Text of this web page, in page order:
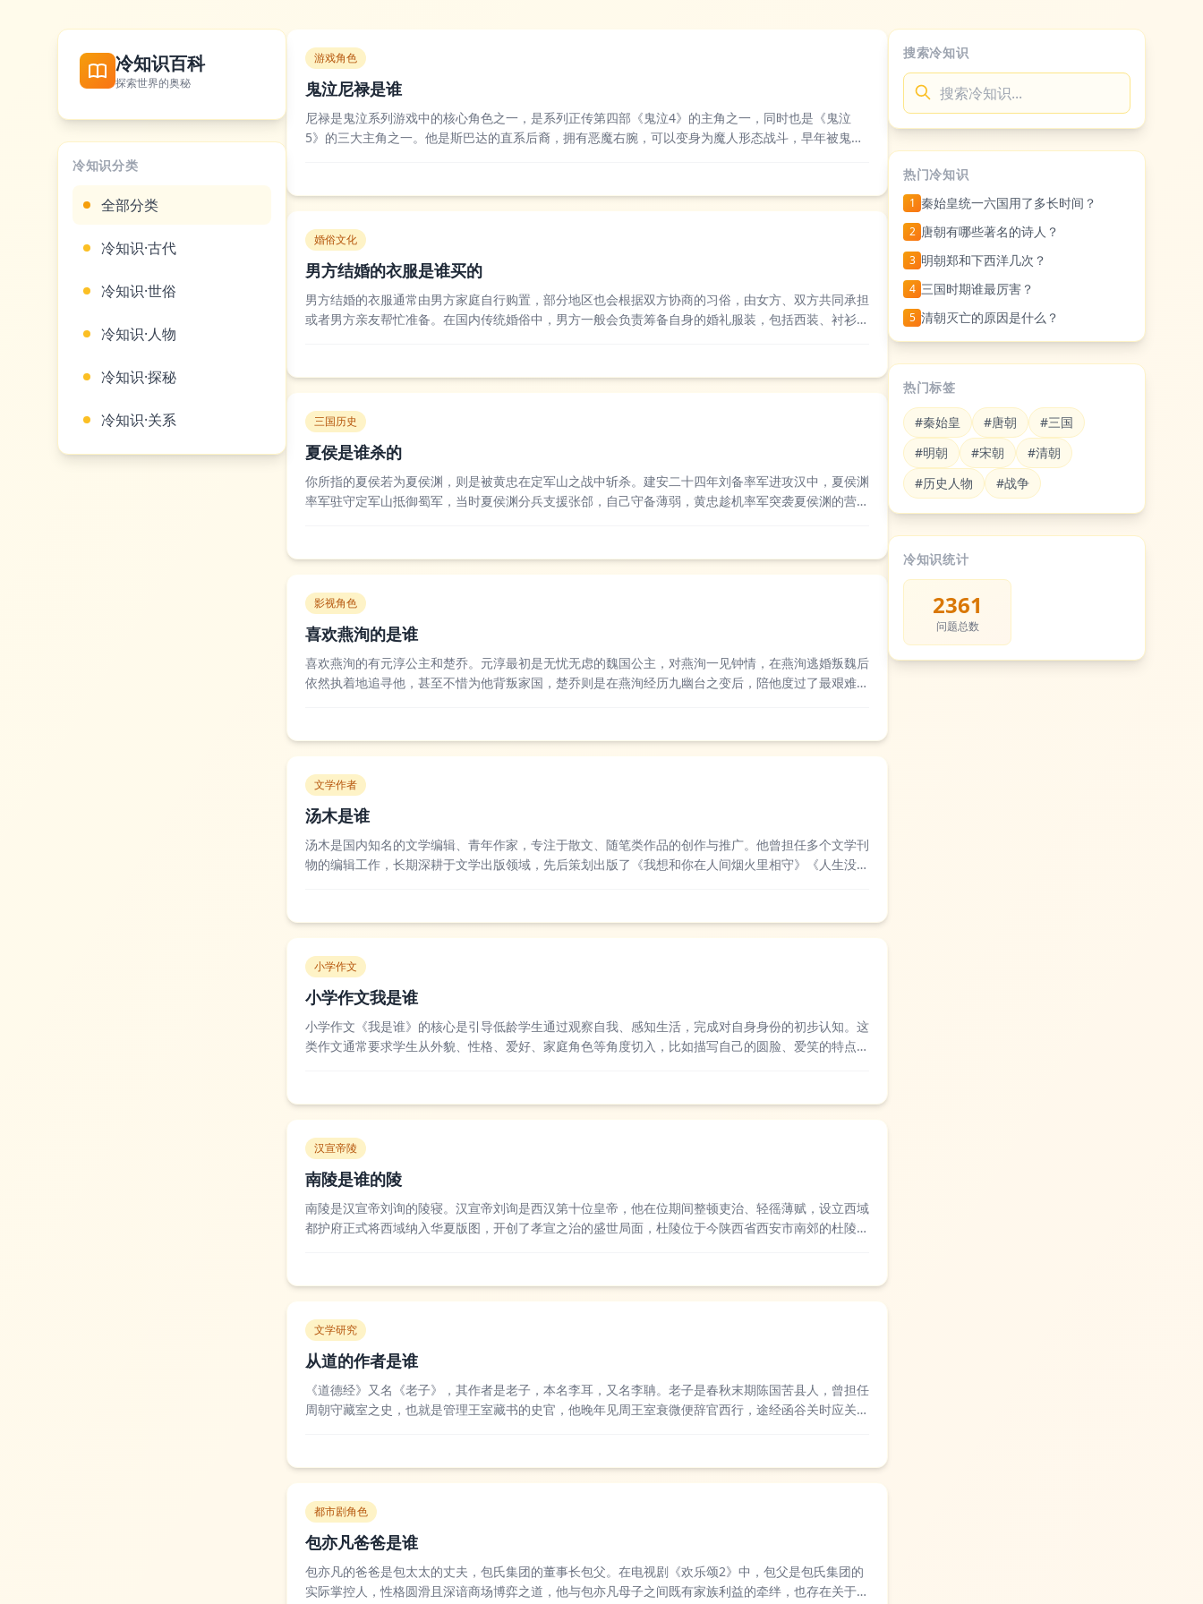
冷知识百科
探索世界的奥秘
冷知识分类
全部分类
冷知识·古代
冷知识·世俗
冷知识·人物
冷知识·探秘
冷知识·关系
游戏角色
鬼泣尼禄是谁
尼禄是鬼泣系列游戏中的核心角色之一，是系列正传第四部《鬼泣4》的主角之一，同时也是《鬼泣
5》的三大主角之一。他是斯巴达的直系后裔，拥有恶魔右腕，可以变身为魔人形态战斗，早年被鬼泣
婚俗文化
男方结婚的衣服是谁买的
男方结婚的衣服通常由男方家庭自行购置，部分地区也会根据双方协商的习俗，由女方、双方共同承担
或者男方亲友帮忙准备。在国内传统婚俗中，男方一般会负责筹备自身的婚礼服装，包括西装、衬衫、
三国历史
夏侯是谁杀的
你所指的夏侯若为夏侯渊，则是被黄忠在定军山之战中斩杀。建安二十四年刘备率军进攻汉中，夏侯渊
率军驻守定军山抵御蜀军，当时夏侯渊分兵支援张郃，自己守备薄弱，黄忠趁机率军突袭夏侯渊的营
影视角色
喜欢燕洵的是谁
喜欢燕洵的有元淳公主和楚乔。元淳最初是无忧无虑的魏国公主，对燕洵一见钟情，在燕洵逃婚叛魏后
依然执着地追寻他，甚至不惜为他背叛家国，楚乔则是在燕洵经历九幽台之变后，陪他度过了最艰难的
文学作者
汤木是谁
汤木是国内知名的文学编辑、青年作家，专注于散文、随笔类作品的创作与推广。他曾担任多个文学刊
物的编辑工作，长期深耕于文学出版领域，先后策划出版了《我想和你在人间烟火里相守》《人生没有
小学作文
小学作文我是谁
小学作文《我是谁》的核心是引导低龄学生通过观察自我、感知生活，完成对自身身份的初步认知。这
类作文通常要求学生从外貌、性格、爱好、家庭角色等角度切入，比如描写自己的圆脸、爱笑的特点，
汉宣帝陵
南陵是谁的陵
南陵是汉宣帝刘询的陵寝。汉宣帝刘询是西汉第十位皇帝，他在位期间整顿吏治、轻徭薄赋，设立西域
都护府正式将西域纳入华夏版图，开创了孝宣之治的盛世局面，杜陵位于今陕西省西安市南郊的杜陵原
文学研究
从道的作者是谁
《道德经》又名《老子》，其作者是老子，本名李耳，又名李聃。老子是春秋末期陈国苦县人，曾担任
周朝守藏室之史，也就是管理王室藏书的史官，他晚年见周王室衰微便辞官西行，途经函谷关时应关令
都市剧角色
包亦凡爸爸是谁
包亦凡的爸爸是包太太的丈夫，包氏集团的董事长包父。在电视剧《欢乐颂2》中，包父是包氏集团的
实际掌控人，性格圆滑且深谙商场博弈之道，他与包亦凡母子之间既有家族利益的牵绊，也存在关于企
搜索冷知识
热门冷知识
1 秦始皇统一六国用了多长时间？
2 唐朝有哪些著名的诗人？
3 明朝郑和下西洋几次？
4 三国时期谁最厉害？
5 清朝灭亡的原因是什么？
热门标签
#秦始皇 #唐朝
#三国
#明朝
#宋朝
#清朝
#历史人物
#战争
冷知识统计
2361
问题总数